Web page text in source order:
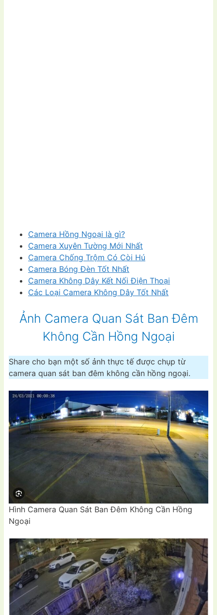
Camera Hồng Ngoại là gì?
Camera Xuyên Tường Mới Nhất
Camera Chống Trộm Có Còi Hú
Camera Bóng Đèn Tốt Nhất
Camera Không Dây Kết Nối Điện Thoại
Các Loại Camera Không Dây Tốt Nhất
Ảnh Camera Quan Sát Ban Đêm
Không Cần Hồng Ngoại
Share cho bạn một số ảnh thực tế được chụp từ
camera quan sát ban đêm không cần hồng ngoại.
Hình Camera Quan Sát Ban Đêm Không Cần Hồng
Ngoại